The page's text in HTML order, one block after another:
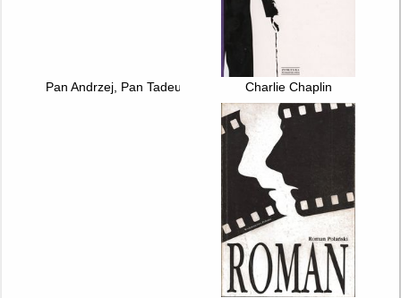
Pan Andrzej, Pan Tadeusz : kłamca, mitoman, czy
Charlie Chaplin